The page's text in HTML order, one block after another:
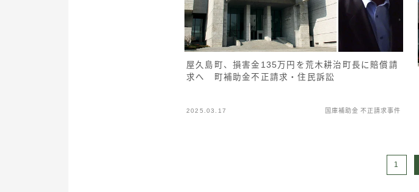
屋久島町、損害金135万円を荒木耕治町長に賠償請
求へ 町補助金不正請求・住民訴訟
2025.03.17 国庫補助金 不正請求事件
1